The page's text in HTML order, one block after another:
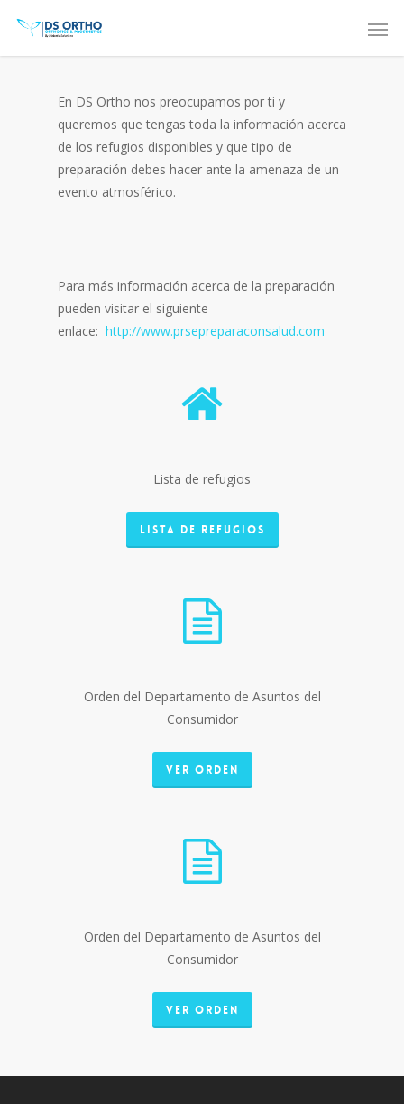
En DS Ortho nos preocupamos por ti y
queremos que tengas toda la información acerca
de los refugios disponibles y que tipo de
preparación debes hacer ante la amenaza de un
evento atmosférico.
Para más información acerca de la preparación
pueden visitar el siguiente
enlace: http://www.prsepreparaconsalud.com
Lista de refugios
LISTA DE REFUGIOS
Orden del Departamento de Asuntos del
Consumidor
VER ORDEN
Orden del Departamento de Asuntos del
Consumidor
VER ORDEN